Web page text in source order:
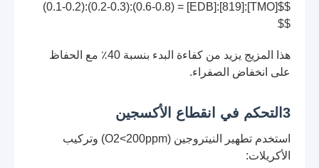
$$[TMO]:[819]:[EDB] = (0.6-0.8):(0.2-0.3):(0.1-0.2)
$$
هذا المزيج يزيد من كفاءة البدء بنسبة 40٪ مع الحفاظ
على انخفاض الصفراء.
3التحكم في انقطاع الأكسجين
استخدم تطهير النيتروجين (O2<200ppm) وتركيب
الأكريلات: